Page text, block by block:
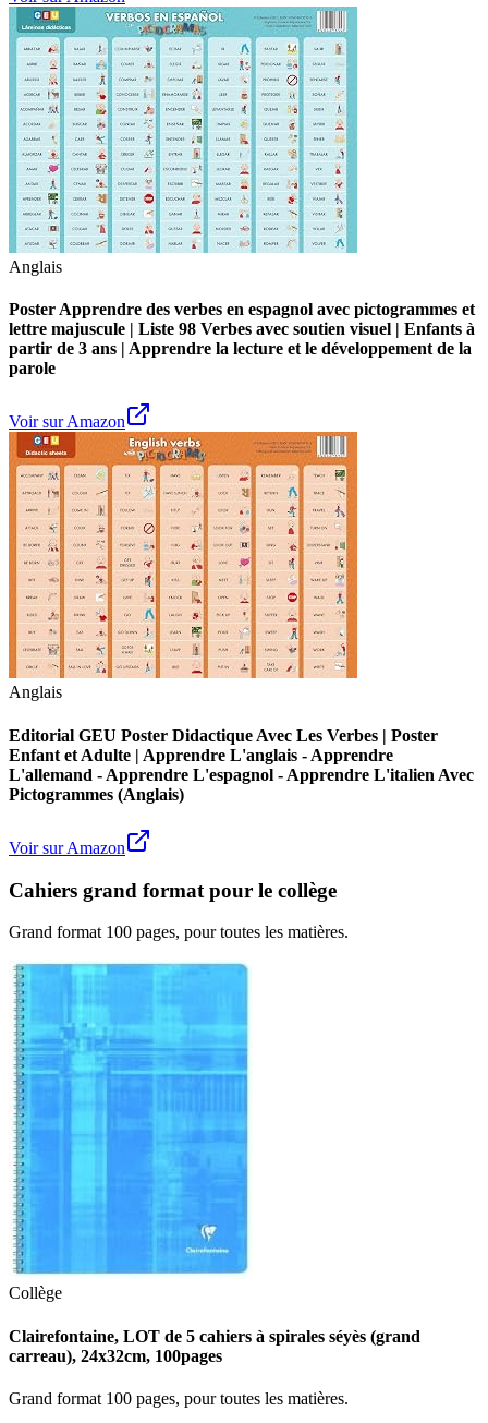
Anglais
Poster Apprendre des verbes en espagnol avec pictogrammes et
lettre majuscule | Liste 98 Verbes avec soutien visuel | Enfants à
partir de 3 ans | Apprendre la lecture et le développement de la
parole
Voir sur Amazon
Anglais
Editorial GEU Poster Didactique Avec Les Verbes | Poster
Enfant et Adulte | Apprendre L'anglais - Apprendre
L'allemand - Apprendre L'espagnol - Apprendre L'italien Avec
Pictogrammes (Anglais)
Voir sur Amazon
Cahiers grand format pour le collège
Grand format 100 pages, pour toutes les matières.
Collège
Clairefontaine, LOT de 5 cahiers à spirales séyès (grand
carreau), 24x32cm, 100pages
Grand format 100 pages, pour toutes les matières.